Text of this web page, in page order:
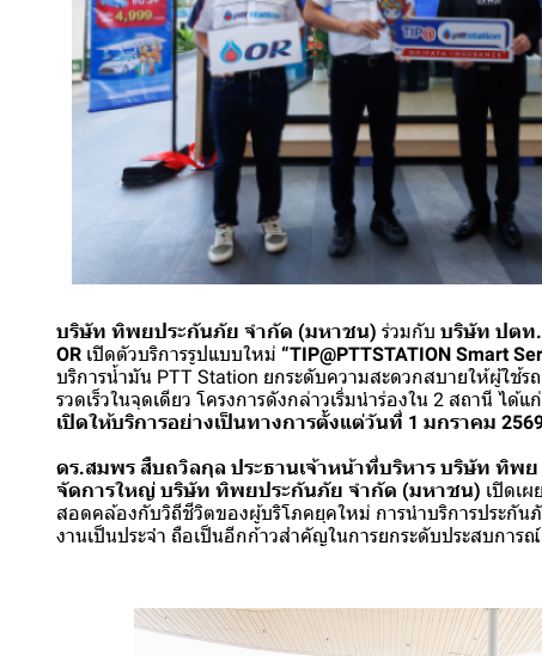
บริษัท ทิพยประกันภัย จำกัด (มหาชน) ร่วมกับ บริษัท ปตท
OR เปิดตัวบริการรูปแบบใหม่ “TIP@PTTSTATION Smart
บริการน้ำมัน PTT Station ยกระดับความสะดวกสบายให้ผู้ใช้ร
รวดเร็วในจุดเดียว โครงการดังกล่าวเริ่มนำร่องใน 2 สถานี ได้แก่
เปิดให้บริการอย่างเป็นทางการตั้งแต่วันที่ 1 มกราคม
ดร.สมพร สืบถวิลกุล ประธานเจ้าหน้าที่บริหาร บริษัท ทิพ
จัดการใหญ่ บริษัท ทิพยประกันภัย จำกัด (มหาชน) เปิดเ
สอดคล้องกับวิถีชีวิตของผู้บริโภคยุคใหม่ การนำบริการประกัน
งานเป็นประจำ ถือเป็นอีกก้าวสำคัญในการยกระดับประสบการ